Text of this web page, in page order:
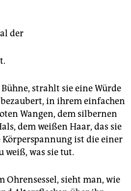
der
strahlt sie eine Würde
in ihrem einfachen
Wangen, dem silbernen
dem weißen Haar, das sie
ist die einer
weiß, was sie tut.
Ohrensessel, sieht man, wie